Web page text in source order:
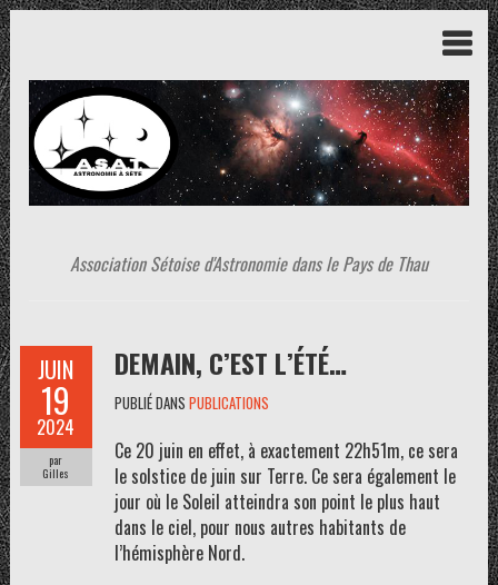
Association Sétoise d'Astronomie dans le Pays de Thau
JUIN
19
2024
par
Gilles
DEMAIN, C’EST L’ÉTÉ…
PUBLIÉ DANS PUBLICATIONS
Ce 20 juin en effet, à exactement 22h51m, ce sera
le solstice de juin sur Terre. Ce sera également le
jour où le Soleil atteindra son point le plus haut
dans le ciel, pour nous autres habitants de
l’hémisphère Nord.